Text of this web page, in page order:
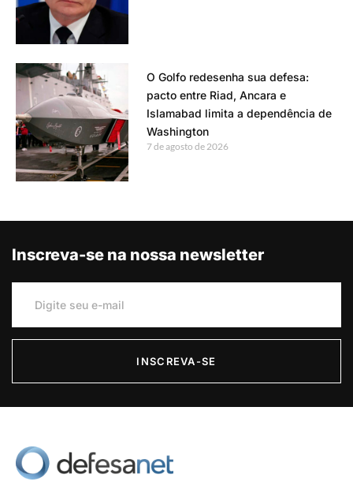
O Golfo redesenha sua defesa:
pacto entre Riad, Ancara e
Islamabad limita a dependência de
Washington
7 de agosto de 2026
Inscreva-se na nossa newsletter
INSCREVA-SE